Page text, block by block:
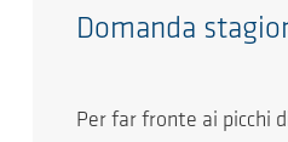
Domanda
Per far fronte ai picchi